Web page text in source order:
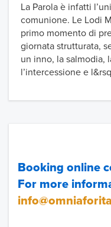
La Parola è infatti
comunione. Le Lodi
primo momento di
giornata strutturata,
un inno, la salmodia,
l’intercessione e
Booking online
For more